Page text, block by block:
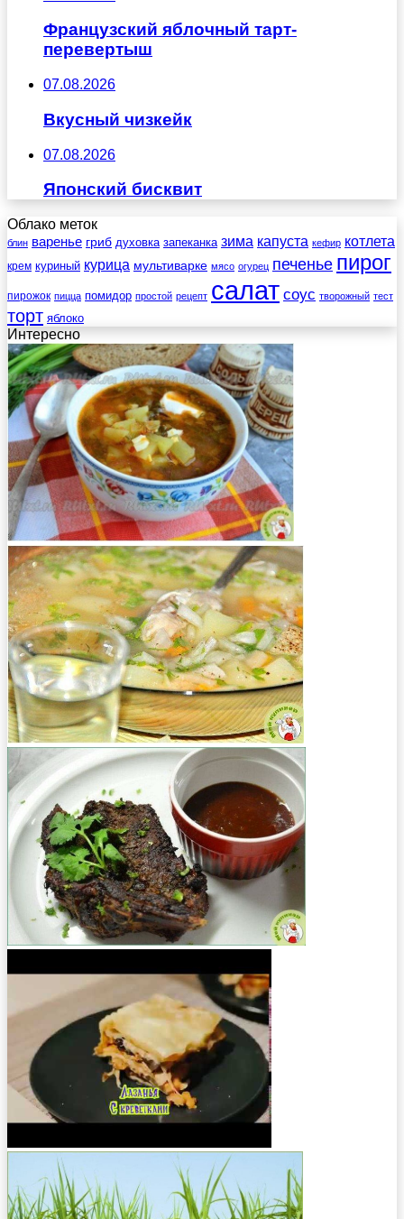
Французский яблочный тарт-
перевертыш
07.08.2026
Вкусный чизкейк
07.08.2026
Японский бисквит
Облако меток
блин варенье гриб духовка запеканка зима капуста кефир котлета
крем куриный курица мультиварке мясо огурец печенье пирог
пирожок пицца помидор простой рецепт салат соус творожный тест
торт яблоко
Интересно